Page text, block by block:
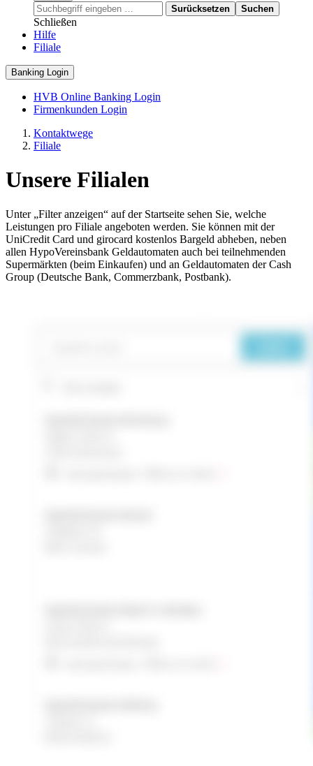
Surücksetzen
Suchen
Schließen
Hilfe
Filiale
Banking Login
HVB Online Banking Login
Firmenkunden Login
Kontaktwege
Filiale
Unsere Filialen
Unter „Filter anzeigen“ auf der Startseite sehen Sie, welche
Leistungen pro Filiale angeboten werden. Sie können mit der
UniCredit Card und girocard kostenlos Bargeld abheben, neben
allen HypoVereinsbank Geldautomaten auch bei teilnehmenden
Supermärkten (beim Einkaufen) und an Geldautomaten der Cash
Group (Deutsche Bank, Commerzbank, Postbank).